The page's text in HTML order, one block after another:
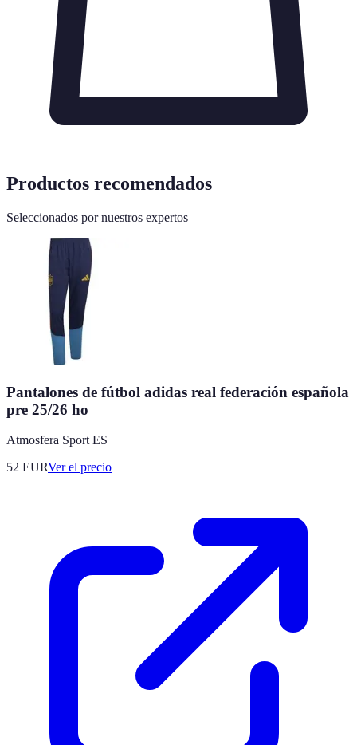
Productos recomendados
Seleccionados por nuestros expertos
Pantalones de fútbol adidas real federación española
pre 25/26 ho
Atmosfera Sport ES
52 EURVer el precio